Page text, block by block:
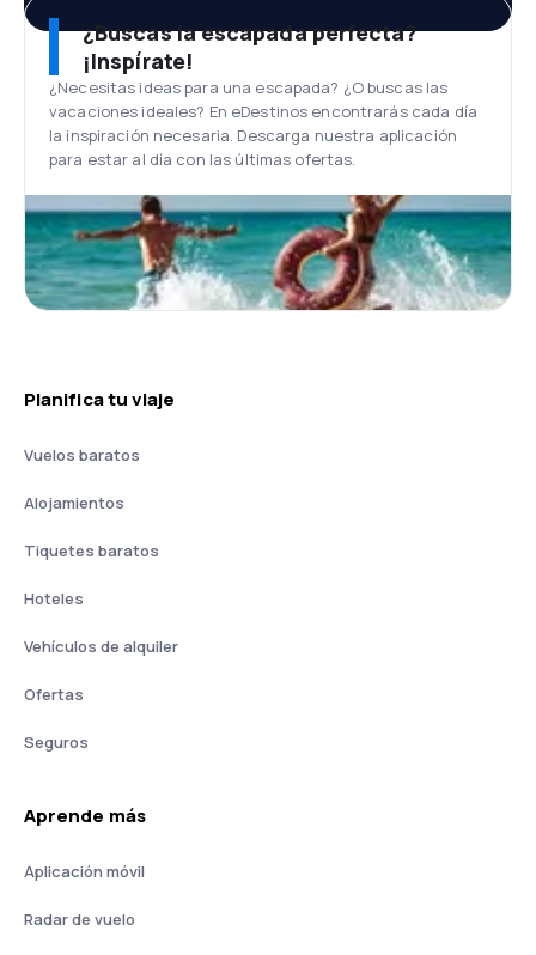
¿Buscas la escapada perfecta?
¡Inspírate!
¿Necesitas ideas para una escapada? ¿O buscas las
vacaciones ideales? En eDestinos encontrarás cada día
la inspiración necesaria. Descarga nuestra aplicación
para estar al día con las últimas ofertas.
Planifica tu viaje
Vuelos baratos
Alojamientos
Tiquetes baratos
Hoteles
Vehículos de alquiler
Ofertas
Seguros
Aprende más
Aplicación móvil
Radar de vuelo